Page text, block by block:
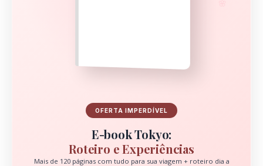
OFERTA IMPERDÍVEL
E-book Tokyo:
Roteiro e Experiências
Mais de 120 páginas com tudo para sua viagem + roteiro dia a